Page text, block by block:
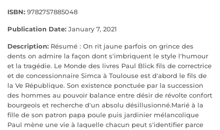
ISBN: 9782757885048
Publication Date: January 7, 2021
Description: Résumé : On rit jaune parfois on grince des
dents on admire la façon dont s'imbriquent le style l'humour
et la tragédie. Le Monde des livres Paul Blick fils de correctrice
et de concessionnaire Simca à Toulouse est d'abord le fils de
la Ve République. Son existence ponctuée par la succession
des hommes au pouvoir balance entre désir de révolte confort
bourgeois et recherche d'un absolu désillusionné.Marié à la
fille de son patron papa poule puis jardinier mélancolique
Paul mène une vie à laquelle chacun peut s'identifier parce